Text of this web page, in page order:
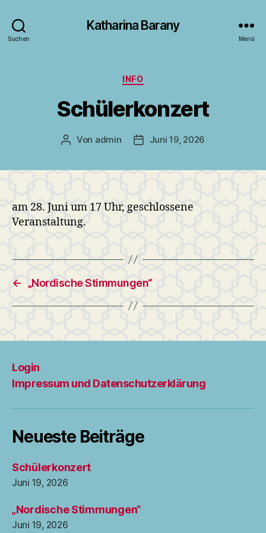
Suchen
Katharina Barany
Menü
Kategorien
INFO
Schülerkonzert
Beitragsautor
Von admin Veröffentlichungsdatum
Juni 19, 2026
am 28. Juni um 17 Uhr, geschlossene
Veranstaltung.
← „Nordische Stimmungen“
Login
Impressum und Datenschutzerklärung
Neueste Beiträge
Schülerkonzert
Juni 19, 2026
„Nordische Stimmungen“
Juni 19, 2026